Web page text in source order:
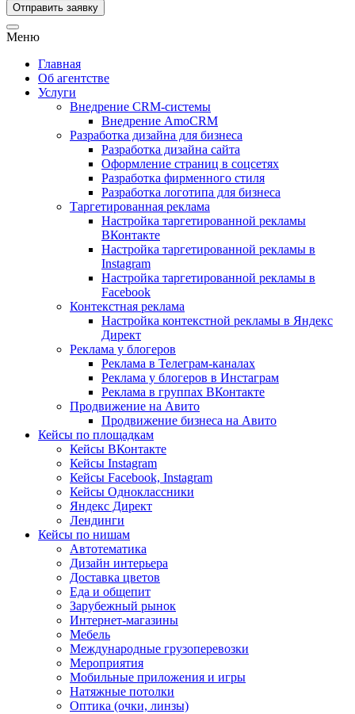
Отправить заявку
Меню
Главная
Об агентстве
Услуги
Внедрение CRM-системы
Внедрение AmoCRM
Разработка дизайна для бизнеса
Разработка дизайна сайта
Оформление страниц в соцсетях
Разработка фирменного стиля
Разработка логотипа для бизнеса
Таргетированная реклама
Настройка таргетированной рекламы
ВКонтакте
Настройка таргетированной рекламы в
Instagram
Настройка таргетированной рекламы в
Facebook
Контекстная реклама
Настройка контекстной рекламы в Яндекс
Директ
Реклама у блогеров
Реклама в Телеграм-каналах
Реклама у блогеров в Инстаграм
Реклама в группах ВКонтакте
Продвижение на Авито
Продвижение бизнеса на Авито
Кейсы по площадкам
Кейсы ВКонтакте
Кейсы Instagram
Кейсы Facebook, Instagram
Кейсы Одноклассники
Яндекс Директ
Лендинги
Кейсы по нишам
Автотематика
Дизайн интерьера
Доставка цветов
Еда и общепит
Зарубежный рынок
Интернет-магазины
Мебель
Международные грузоперевозки
Мероприятия
Мобильные приложения и игры
Натяжные потолки
Оптика (очки, линзы)